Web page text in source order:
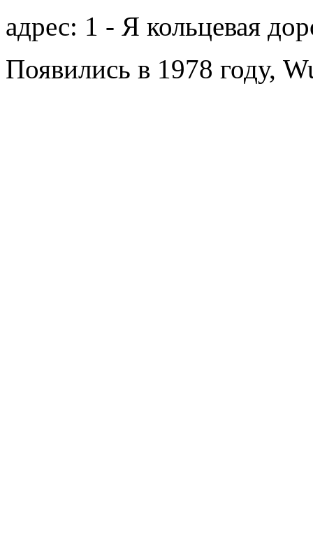
адрес: 1 - Я кольцевая
Появились в 1978 году,